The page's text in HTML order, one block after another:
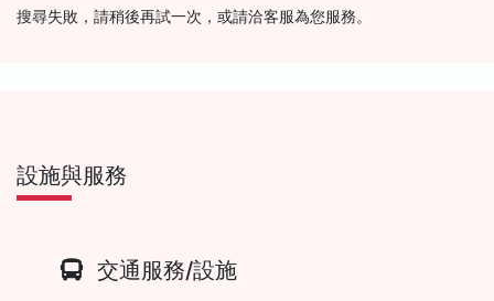
搜尋失敗，請稍後再試一次，或請洽客服為您服務。
設施與服務
交通服務/設施